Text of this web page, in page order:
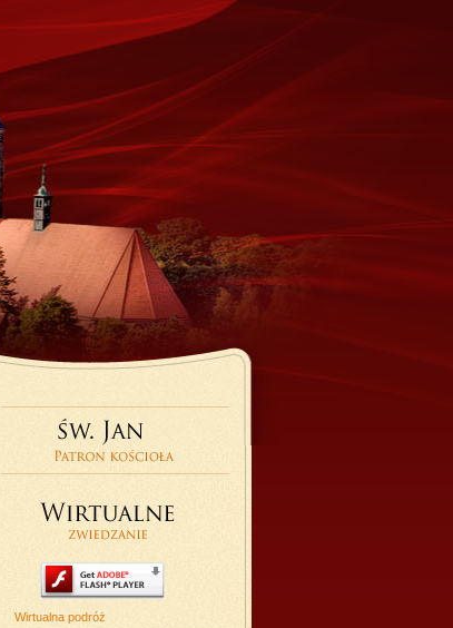
Ogłoszenia na XVII Niedzielę w ciągu roku - 26. 07.
Wirtualna podróż